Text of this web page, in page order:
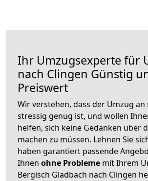
Ihr Umzugsexperte für
nach Clingen Günstig
Preiswert
Wir verstehen, dass der Umzug an
stressig genug ist, und wollen
helfen, sich keine Gedanken über
machen zu müssen. Lehnen Sie
haben garantiert passende
Ihnen ohne Probleme mit Ihrem
Bergisch Gladbach nach Clingen